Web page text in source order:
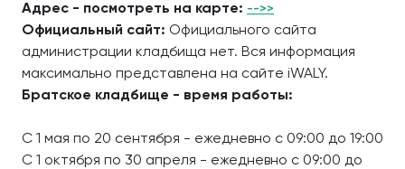
Адрес - посмотреть на карте: -->>
Официальный сайт: Официального сайта
администрации кладбища нет. Вся информация
максимально представлена на сайте iWALY.
Братское кладбище - время работы:
С 1 мая по 20 сентября - ежедневно с 09:00 до 19:00
С 1 октября по 30 апреля - ежедневно с 09:00 до